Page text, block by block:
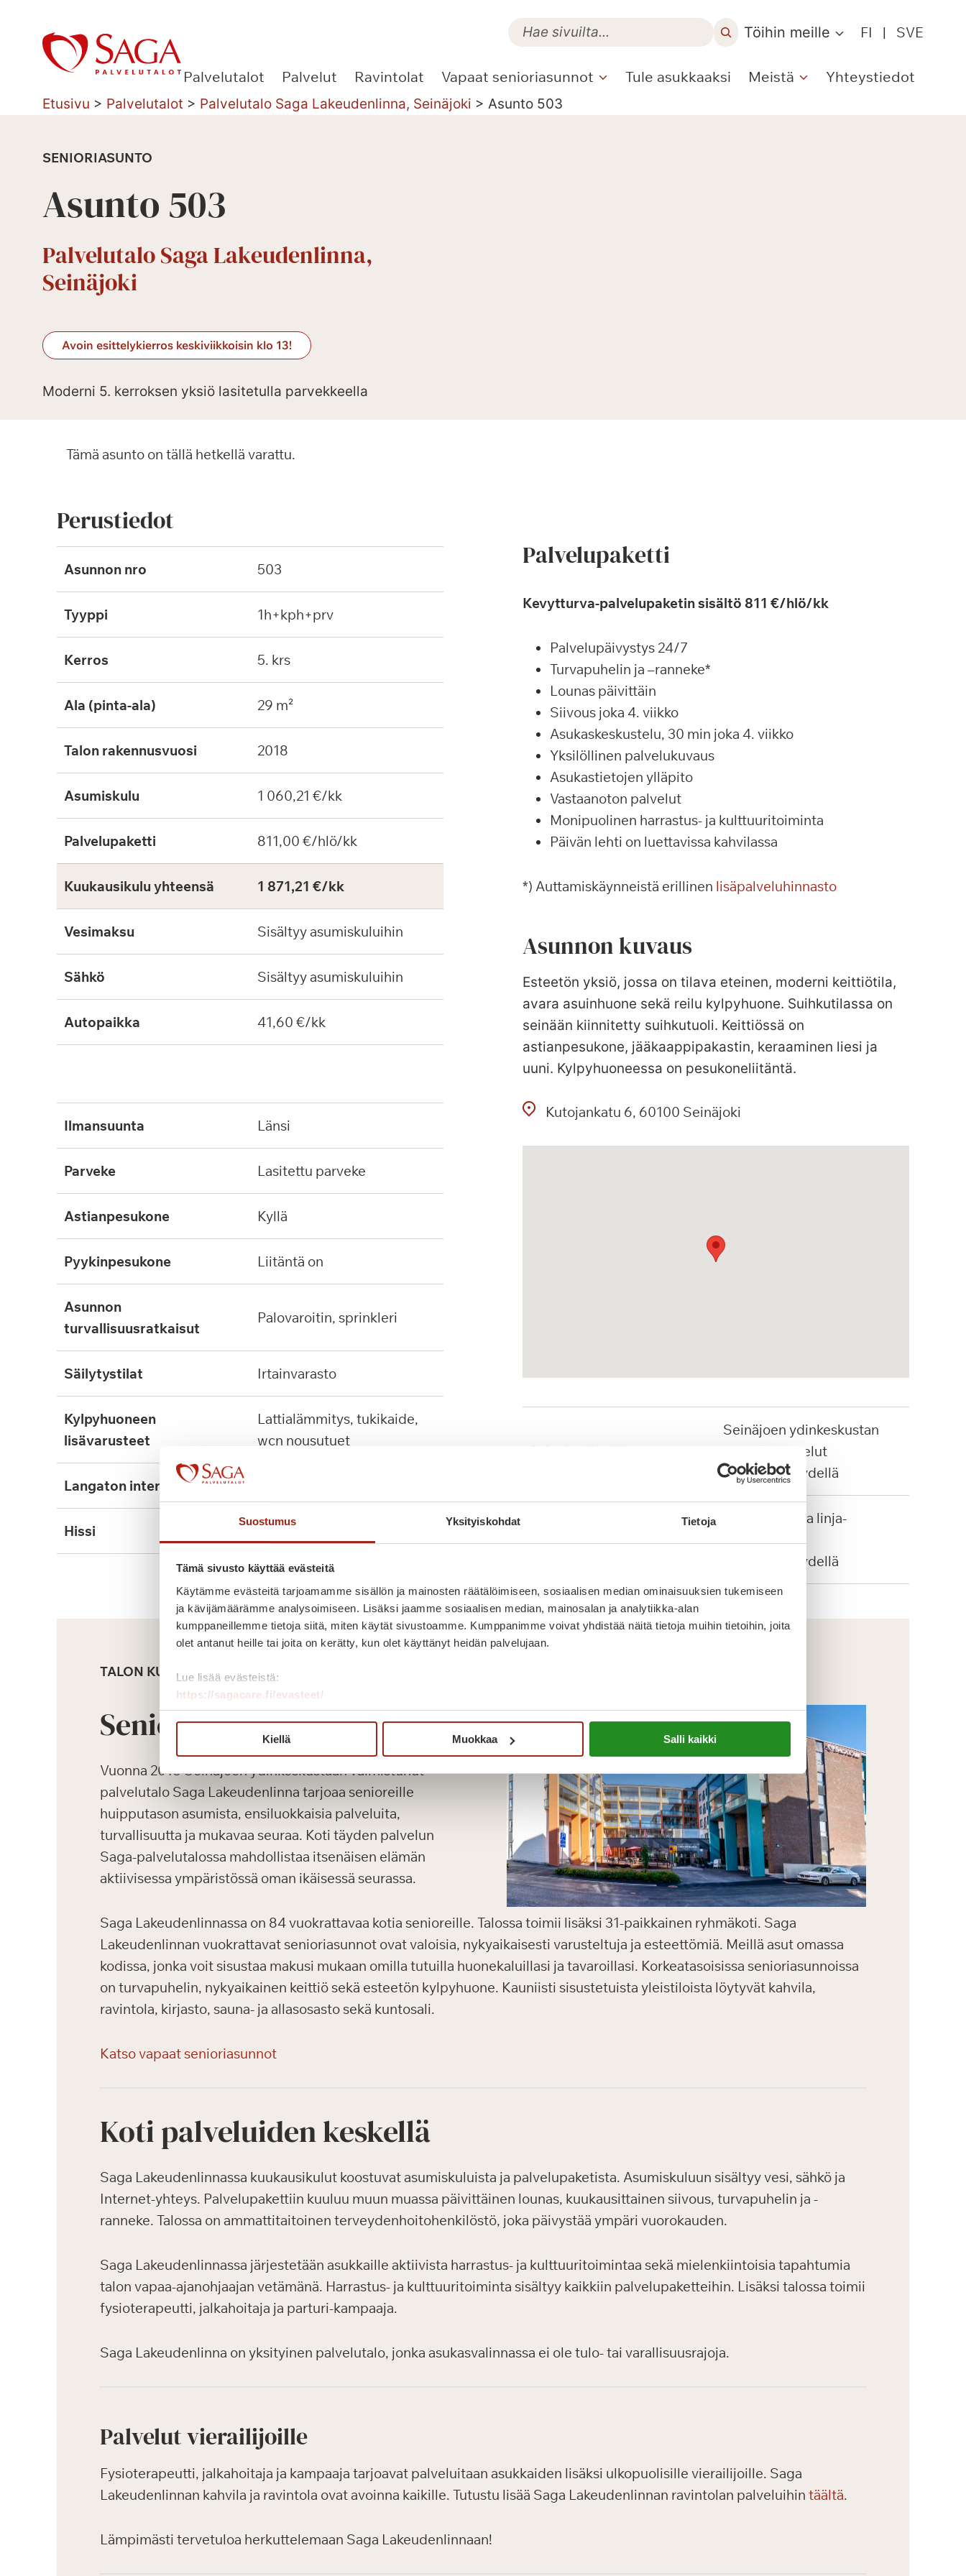
Suostumus Yksityiskohdat Tietoja
Tämä sivusto käyttää evästeitä
Käytämme evästeitä tarjoamamme sisällön ja mainosten räätälöimiseen, sosiaalisen median ominaisuuksien tukemiseen
ja kävijämäärämme analysoimiseen. Lisäksi jaamme sosiaalisen median, mainosalan ja analytiikka-alan
kumppaneillemme tietoja siitä, miten käytät sivustoamme. Kumppanimme voivat yhdistää näitä tietoja muihin tietoihin, joita
olet antanut heille tai joita on kerätty, kun olet käyttänyt heidän palvelujaan.
Lue lisää evästeistä:
https://sagacare.fi/evasteet/
Kiellä Muokkaa Salli kaikki
sisältöön
Töihin meille FI | SVE
Palvelutalot Palvelut Ravintolat Vapaat senioriasunnot Tule asukkaaksi Meistä Yhteystiedot
Etusivu > Palvelutalot > Palvelutalo Saga Lakeudenlinna, Seinäjoki > Asunto 503
SENIORIASUNTO
Asunto 503
Palvelutalo Saga Lakeudenlinna,
Seinäjoki
Avoin esittelykierros keskiviikkoisin klo 13!
Moderni 5. kerroksen yksiö lasitetulla parvekkeella
Tämä asunto on tällä hetkellä varattu.
Perustiedot
Asunnon nro 503
Tyyppi 1h+kph+prv
Kerros 5. krs
Ala (pinta-ala) 29 m²
Talon rakennusvuosi 2018
Asumiskulu 1 060,21 €/kk
Palvelupaketti 811,00 €/hlö/kk
Kuukausikulu yhteensä 1 871,21 €/kk
Vesimaksu Sisältyy asumiskuluihin
Sähkö Sisältyy asumiskuluihin
Autopaikka 41,60 €/kk
ilmansuunta länsi
parveke lasitettu parveke
astianpesukone kyllä
pyykinpesukone liitäntä on
asunnon
turvallisuusratkaisut
palovaroitin, sprinkleri
säilytystilat irtainvarasto
kylpyhuoneen
lisävarusteet
lattialämmitys, tukikaide,
wcn nousutuet
langaton internet
hissi kyllä, 2kpl
Palvelupaketti
Kevytturva-palvelupaketin sisältö 811 €/hlö/kk
Palvelupäivystys 24/7
Turvapuhelin ja –ranneke*
Lounas päivittäin
Siivous joka 4. viikko
Asukaskeskustelu, 30 min joka 4. viikko
Yksilöllinen palvelukuvaus
Asukastietojen ylläpito
Vastaanoton palvelut
Monipuolinen harrastus- ja kulttuuritoiminta
Päivän lehti on luettavissa kahvilassa
*) Auttamiskäynneistä erillinen lisäpalveluhinnasto
Asunnon kuvaus
Esteetön yksiö, jossa on tilava eteinen, moderni keittiötila,
avara asuinhuone sekä reilu kylpyhuone. Suihkutilassa on
seinään kiinnitetty suihkutuoli. Keittiössä on
astianpesukone, jääkaappipakastin, keraaminen liesi ja
uuni. Kylpyhuoneessa on pesukoneliitäntä.
Kutojankatu 6 60100 Seinäjoki
Seinäjoen ydinkeskustan
kattavat palvelut
kävelyetäisyydellä
Julkinen liikenne
Juna-asema ja linja-
autopysäkit
kävelyetäisyydellä
TALON KUVAUS
Senioriasunnot
Vuonna 2018 Seinäjoen ydinkeskustaan valmistunut
palvelutalo Saga Lakeudenlinna tarjoaa senioreille
huipputason asumista, ensiluokkaisia palveluita,
turvallisuutta ja mukavaa seuraa. Koti täyden palvelun
Saga-palvelutalossa mahdollistaa itsenäisen elämän
aktiivisessa ympäristössä oman ikäisessä seurassa.
Saga Lakeudenlinnassa on 84 vuokrattavaa kotia senioreille. Talossa toimii lisäksi 31-paikkainen ryhmäkoti. Saga
Lakeudenlinnan vuokrattavat senioriasunnot ovat valoisia, nykyaikaisesti varusteltuja ja esteettömiä. Meillä asut omassa
kodissa, jonka voit sisustaa makusi mukaan omilla tutuilla huonekaluillasi ja tavaroillasi. Korkeatasoisissa senioriasunnoissa
on turvapuhelin, nykyaikainen keittiö sekä esteetön kylpyhuone. Kauniisti sisustetuista yleistiloista löytyvät kahvila,
ravintola, kirjasto, sauna- ja allasosasto sekä kuntosali.
Katso vapaat senioriasunnot
Koti palveluiden keskellä
Saga Lakeudenlinnassa kuukausikulut koostuvat asumiskuluista ja palvelupaketista. Asumiskuluun sisältyy vesi, sähkö ja
Internet-yhteys. Palvelupakettiin kuuluu muun muassa päivittäinen lounas, kuukausittainen siivous, turvapuhelin ja -
ranneke. Talossa on ammattitaitoinen terveydenhoitohenkilöstö, joka päivystää ympäri vuorokauden.
Saga Lakeudenlinnassa järjestetään asukkaille aktiivista harrastus- ja kulttuuritoimintaa sekä mielenkiintoisia tapahtumia
talon vapaa-ajanohjaajan vetämänä. Harrastus- ja kulttuuritoiminta sisältyy kaikkiin palvelupaketteihin. Lisäksi talossa toimii
fysioterapeutti, jalkahoitaja ja parturi-kampaaja.
Saga Lakeudenlinna on yksityinen palvelutalo, jonka asukasvalinnassa ei ole tulo- tai varallisuusrajoja.
Palvelut vierailijoille
Fysioterapeutti, jalkahoitaja ja kampaaja tarjoavat palveluitaan asukkaiden lisäksi ulkopuolisille vierailijoille. Saga
Lakeudenlinnan kahvila ja ravintola ovat avoinna kaikille. Tutustu lisää Saga Lakeudenlinnan ravintolan palveluihin täältä.
Lämpimästi tervetuloa herkuttelemaan Saga Lakeudenlinnaan!